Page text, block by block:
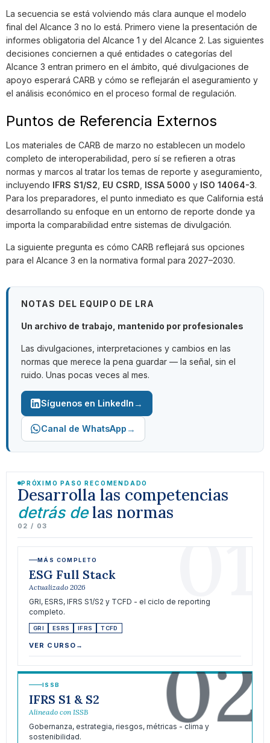
La secuencia se está volviendo más clara aunque el modelo
final del Alcance 3 no lo está. Primero viene la presentación de
informes obligatoria del Alcance 1 y del Alcance 2. Las siguientes
decisiones conciernen a qué entidades o categorías del
Alcance 3 entran primero en el ámbito, qué divulgaciones de
apoyo esperará CARB y cómo se reflejarán el aseguramiento y
el análisis económico en el proceso formal de regulación.
Puntos de Referencia Externos
Los materiales de CARB de marzo no establecen un modelo
completo de interoperabilidad, pero sí se refieren a otras
normas y marcos al tratar los temas de reporte y aseguramiento,
incluyendo
IFRS S1/S2, EU CSRD, ISSA 5000 y ISO 14064-3.
Para los preparadores, el punto inmediato es que California está
desarrollando su enfoque en un entorno de reporte donde ya
importa la comparabilidad entre sistemas de divulgación.
La siguiente pregunta es cómo CARB reflejará sus opciones
para el Alcance 3 en la normativa formal para 2027–2030.
NOTAS DEL EQUIPO DE LRA
Un archivo de trabajo, mantenido por profesionales
Las divulgaciones, interpretaciones y cambios en las
normas que merece la pena guardar — la señal, sin el
ruido. Unas pocas veces al mes.
Síguenos en LinkedIn →
Canal de WhatsApp →
PRÓXIMO PASO RECOMENDADO
Desarrolla las competencias
detrás delas normas
02 / 03 01
MÁS COMPLETO
ESG Full Stack
Actualizado 2026
GRI, ESRS, IFRS S1/S2 y TCFD - el ciclo de reporting
completo.
GRI ESRS IFRS TCFD
VER CURSO → 02
ISSB
IFRS S1 & S2
Alineado con ISSB
Gobernanza, estrategia, riesgos, métricas - clima y
sostenibilidad.